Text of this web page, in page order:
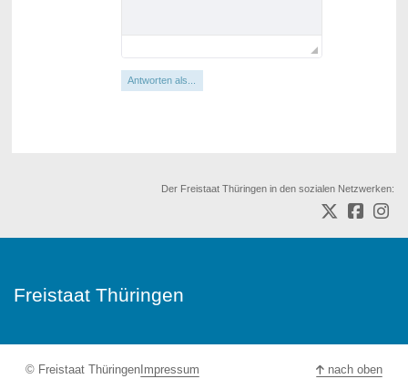
Antworten als...
Der Freistaat Thüringen in den sozialen Netzwerken:
Freistaat Thüringen
© Freistaat Thüringen Impressum
nach oben